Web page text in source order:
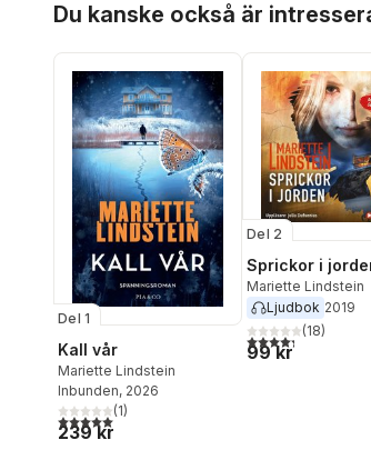
Du kanske också är
Del 1
Kall vår
Mariette Lindstein
Inbunden, 2026
5,0utav 5 stjärnor. Totalt antal röster:
(1)
239 kr
Del 2
Sprickor i
Mariette Lindstein
Ljudbok 2019
4,3utav 5 stjärnor.
(18)
99 kr